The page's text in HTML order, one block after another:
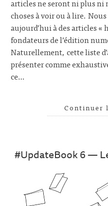
articles ne seront ni plus ni
choses à voir ou à lire.
aujourd’hui à des articles
fondateurs de l’édition
Naturellement, cette liste
présenter comme
ce…
Continuer
#UpdateBook 6 —